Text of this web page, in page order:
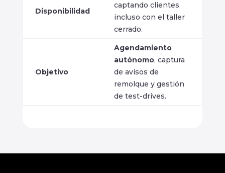
Disponibilidad
captando clientes
incluso con el taller
cerrado.
Objetivo
Agendamiento
autónomo, captura
de avisos de
remolque y gestión
de test-drives.